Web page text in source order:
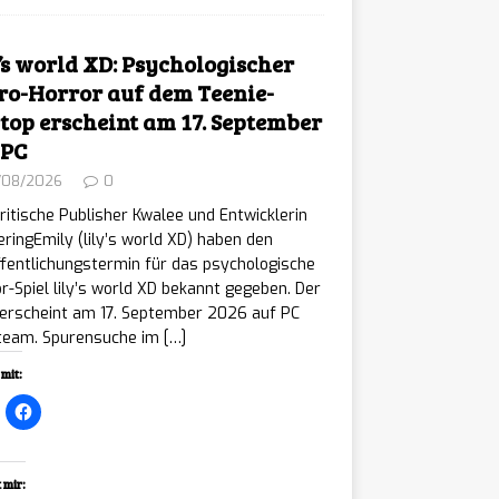
world XD: Psychologischer
Horror auf dem Teenie-
erscheint am 17. September
2026 0
Publisher Kwalee und Entwicklerin
(lily’s world XD) haben den
für das psychologische
Spiel lily’s world XD bekannt gegeben. Der
am 17. September 2026 auf PC
Spurensuche im […]
mir: